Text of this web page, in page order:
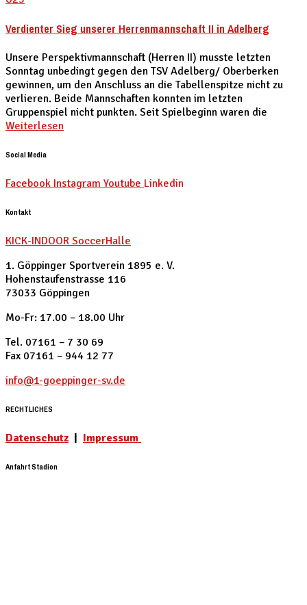
Verdienter Sieg unserer Herrenmannschaft II in Adelberg
Unsere Perspektivmannschaft (Herren II) musste letzten
Sonntag unbedingt gegen den TSV Adelberg/ Oberberken
gewinnen, um den Anschluss an die Tabellenspitze nicht zu
verlieren. Beide Mannschaften konnten im letzten
Gruppenspiel nicht punkten. Seit Spielbeginn waren die
Weiterlesen
Social Media
Facebook Instagram Youtube Linkedin
Kontakt
KICK-INDOOR SoccerHalle
1. Göppinger Sportverein 1895 e. V.
Hohenstaufenstrasse 116
73033 Göppingen
Mo-Fr: 17.00 – 18.00 Uhr
Tel. 07161 – 7 30 69
Fax 07161 – 944 12 77
info@1-goeppinger-sv.de
RECHTLICHES
Datenschutz | Impressum
Anfahrt Stadion